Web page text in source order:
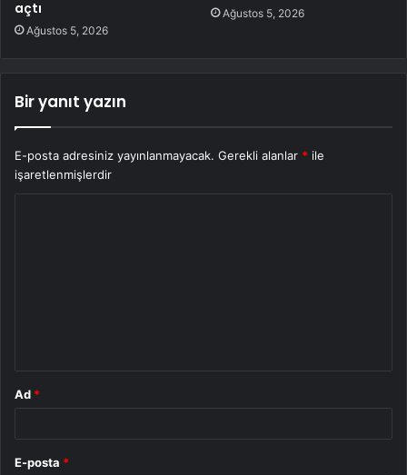
açtı
Ağustos 5, 2026
Ağustos 5, 2026
Bir yanıt yazın
E-posta adresiniz yayınlanmayacak. Gerekli alanlar * ile
işaretlenmişlerdir
Ad *
E-posta *